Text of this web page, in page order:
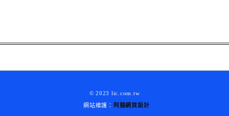
© 2023 lic.com.tw
網站維護： 阿腸網頁設計